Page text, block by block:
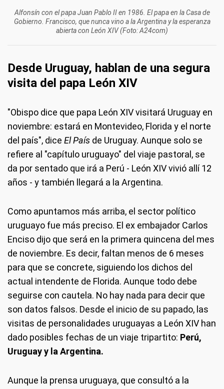
Alfonsín con el papa Juan Pablo II en 1986. El papa en la Casa de
Gobierno. Francisco, que nunca vino a la Argentina y la esperanza
abierta con León XIV (Foto: A24com)
Desde Uruguay, hablan de una segura
visita del papa León XIV
"Obispo dice que papa León XIV visitará Uruguay en
noviembre: estará en Montevideo, Florida y el norte
del país", dice El País de Uruguay. Aunque solo se
refiere al "capítulo uruguayo" del viaje pastoral, se
da por sentado que irá a Perú - León XIV vivió allí 12
años - y también llegará a la Argentina.
Como apuntamos más arriba, el sector político
uruguayo fue más preciso. El ex embajador Carlos
Enciso dijo que será en la primera quincena del mes
de noviembre. Es decir, faltan menos de 6 meses
para que se concrete, siguiendo los dichos del
actual intendente de Florida. Aunque todo debe
seguirse con cautela. No hay nada para decir que
son datos falsos. Desde el inicio de su papado, las
visitas de personalidades uruguayas a León XIV han
dado posibles fechas de un viaje tripartito: Perú,
Uruguay y la Argentina.
Aunque la prensa uruguaya, que consultó a la